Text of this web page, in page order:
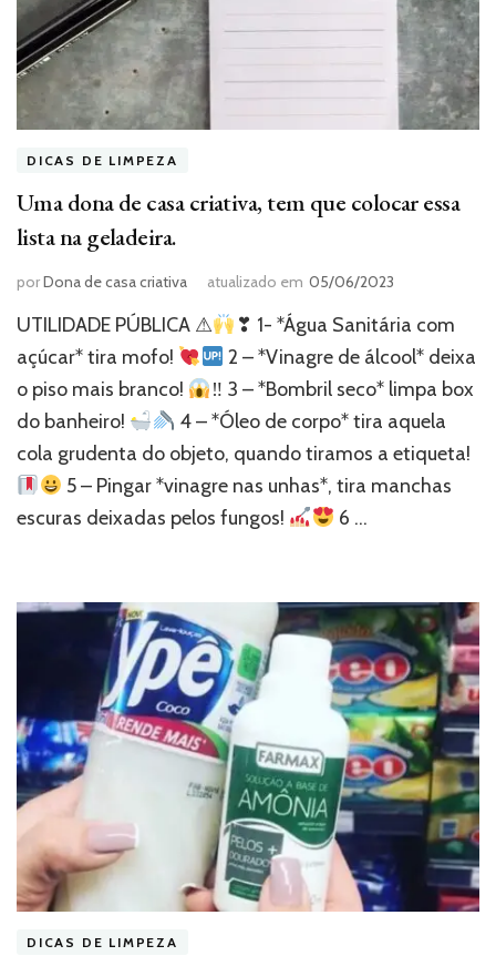
DICAS DE LIMPEZA
Uma dona de casa criativa, tem que colocar essa
lista na geladeira.
porDona de casa criativa atualizado em 05/06/2023
UTILIDADE PÚBLICA ⚠
❣ 1- *Água Sanitária com
açúcar* tira mofo!
2 – *Vinagre de álcool* deixa
o piso mais branco!
‼ 3 – *Bombril seco* limpa box
do banheiro!
4 – *Óleo de corpo* tira aquela
cola grudenta do objeto, quando tiramos a etiqueta!
5 – Pingar *vinagre nas unhas*, tira manchas
escuras deixadas pelos fungos!
6 …
DICAS DE LIMPEZA